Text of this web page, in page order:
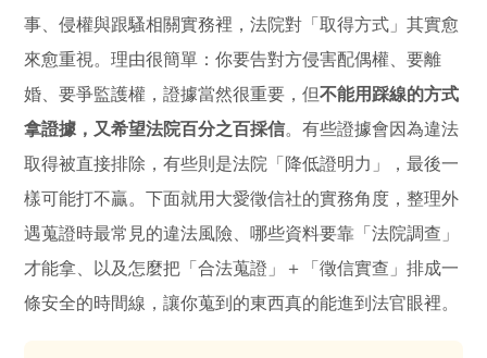
事、侵權與跟騷相關實務裡，法院對「取得方式」其實愈
來愈重視。理由很簡單：你要告對方侵害配偶權、要離
婚、要爭監護權，證據當然很重要，但不能用踩線的方式
拿證據，又希望法院百分之百採信。有些證據會因為違法
取得被直接排除，有些則是法院「降低證明力」，最後一
樣可能打不贏。下面就用大愛徵信社的實務角度，整理外
遇蒐證時最常見的違法風險、哪些資料要靠「法院調查」
才能拿、以及怎麼把「合法蒐證」＋「徵信實查」排成一
條安全的時間線，讓你蒐到的東西真的能進到法官眼裡。